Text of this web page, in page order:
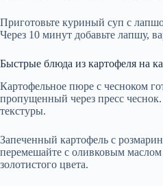
Приготовьте куриный суп с
Через 10 минут добавьте лапшу,
Быстрые блюда из картофеля на
Картофельное пюре с чесноком
пропущенный через пресс
текстуры.
Запеченный картофель с
перемешайте с оливковым
золотистого цвета.